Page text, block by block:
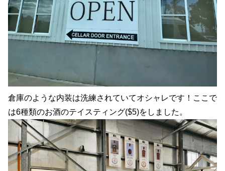
倉庫のような内装は洗練されていてオシャレです！ここで
は6種類のお酒のテイスティング($5)をしました。